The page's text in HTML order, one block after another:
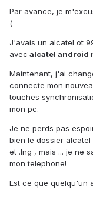
Par avance, je
(
J'avais un alcatel ot
avec alcatel android
Maintenant, j'ai
connecte mon
touches
mon pc.
Je ne perds pas
bien le dossier
et .lng , mais ... je ne
mon telephone!
Est ce que quelqu'un